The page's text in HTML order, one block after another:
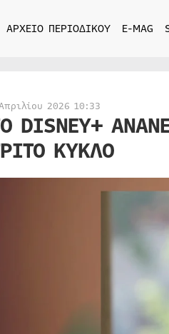
ΑΡΧΕΙΟ ΠΕΡΙΟΔΙΚΟΥ E-MAG
2026 10:33
DISNEY+
ΚΥΚΛΟ